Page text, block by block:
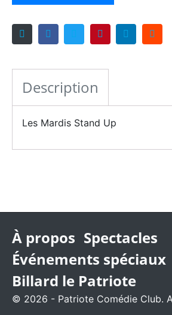
Description
Les Mardis Stand Up
À propos Spectacles
Événements spéciaux
Billard le Patriote
© 2026 - Patriote Comédie Club.